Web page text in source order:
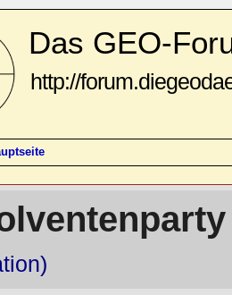
Das GEO-
http://